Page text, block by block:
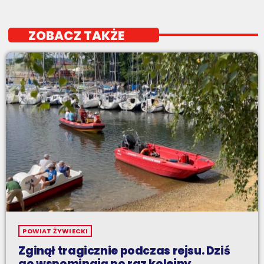
ZOBACZ TAKŻE
POWIAT ŻYWIECKI
Zginął tragicznie podczas rejsu. Dziś